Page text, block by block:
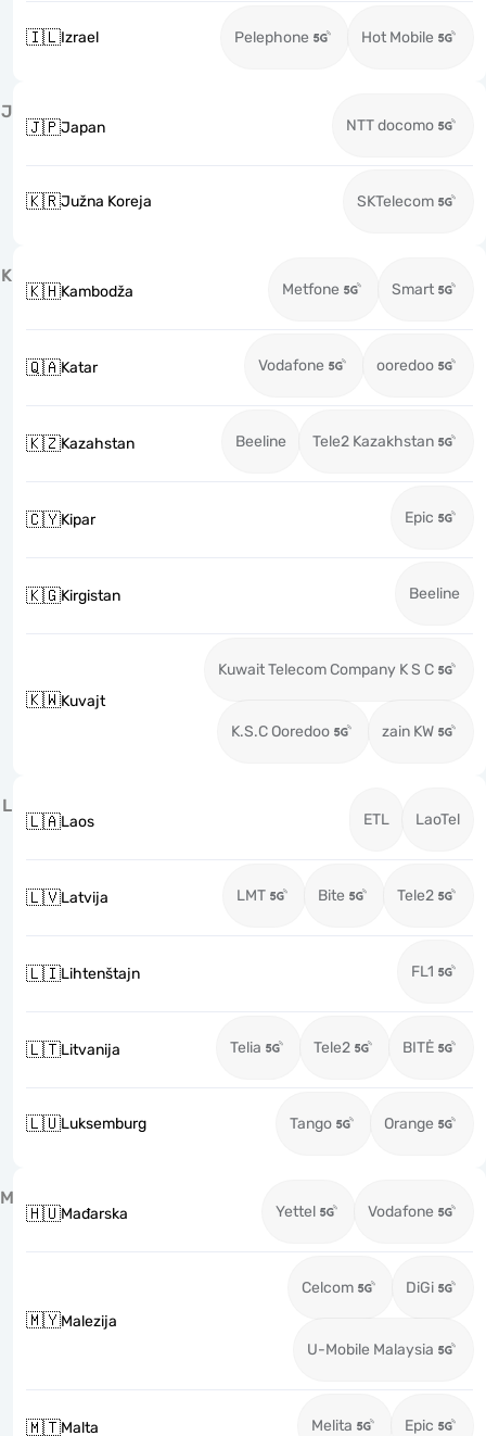
🇮🇱Izrael Pelephone Hot Mobile
J
🇯🇵Japan NTT docomo
🇰🇷Južna Koreja SKTelecom
K
🇰🇭Kambodža Metfone Smart
🇶🇦Katar Vodafone ooredoo
🇰🇿Kazahstan Beeline Tele2 Kazakhstan
🇨🇾Kipar Epic
🇰🇬Kirgistan Beeline
🇰🇼Kuvajt
Kuwait Telecom Company K S C
K.S.C Ooredoo zain KW
L
🇱🇦Laos ETL LaoTel
🇱🇻Latvija LMT Bite Tele2
🇱🇮Lihtenštajn FL1
🇱🇹Litvanija Telia Tele2 BITĖ
🇱🇺Luksemburg Tango Orange
M
🇭🇺Mađarska Yettel Vodafone
🇲🇾Malezija
Celcom DiGi
U-Mobile Malaysia
🇲🇹Malta Melita Epic